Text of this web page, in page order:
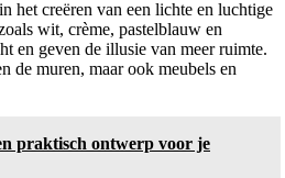
het creëren van een lichte en luchtige
wit, crème, pastelblauw en
en geven de illusie van meer ruimte.
de muren, maar ook meubels en
praktisch ontwerp voor je